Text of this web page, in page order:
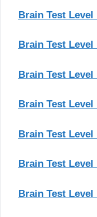
Brain Test Level
Brain Test Level
Brain Test Level
Brain Test Level
Brain Test Level
Brain Test Level
Brain Test Level